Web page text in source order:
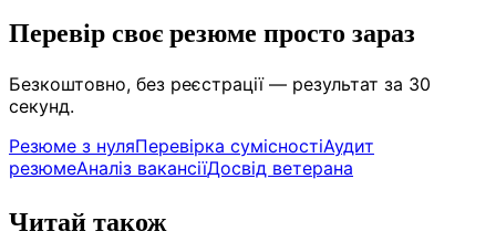
Перевір своє резюме просто зараз
Безкоштовно, без реєстрації — результат за 30
секунд.
Резюме з нуляПеревірка сумісностіАудит
резюмеАналіз вакансіїДосвід ветерана
Читай також